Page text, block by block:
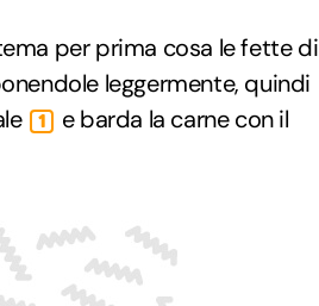
per prima cosa le fette di
leggermente, quindi
1
e barda la carne con il